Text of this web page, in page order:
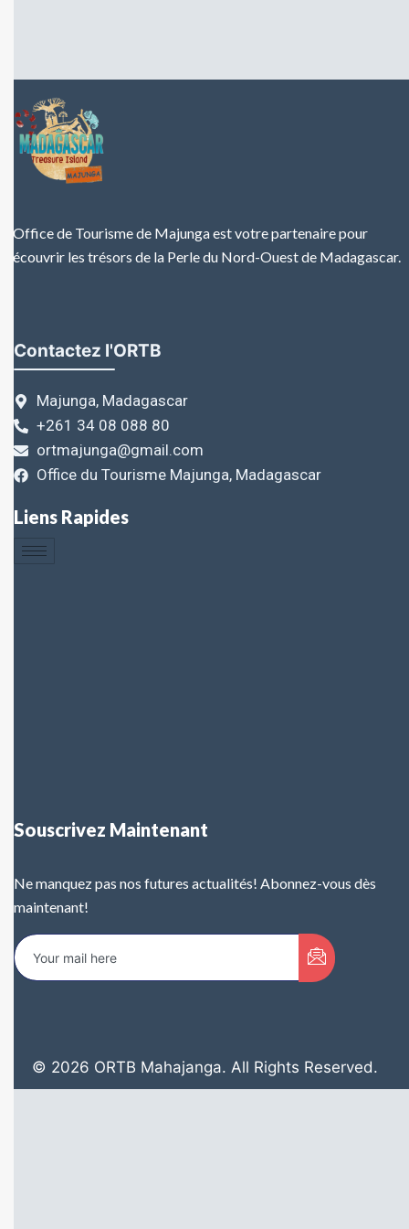
L’Office de Tourisme de Majunga est votre partenaire pour
découvrir les trésors de la Perle du Nord-Ouest de Madagascar.
Contactez l'ORTB
Majunga, Madagascar
+261 34 08 088 80
ortmajunga@gmail.com
Office du Tourisme Majunga, Madagascar
Liens Rapides
Souscrivez Maintenant
Ne manquez pas nos futures actualités! Abonnez-vous dès
maintenant!
© 2026 ORTB Mahajanga. All Rights Reserved.